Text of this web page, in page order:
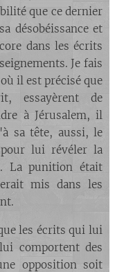
que ce dernier
désobéissance et
dans les écrits
Je fais
il est précisé que
essayèrent de
à Jérusalem, il
sa tête, aussi, le
lui révéler la
La punition était
mis dans les
les écrits qui lui
comportent des
opposition soit